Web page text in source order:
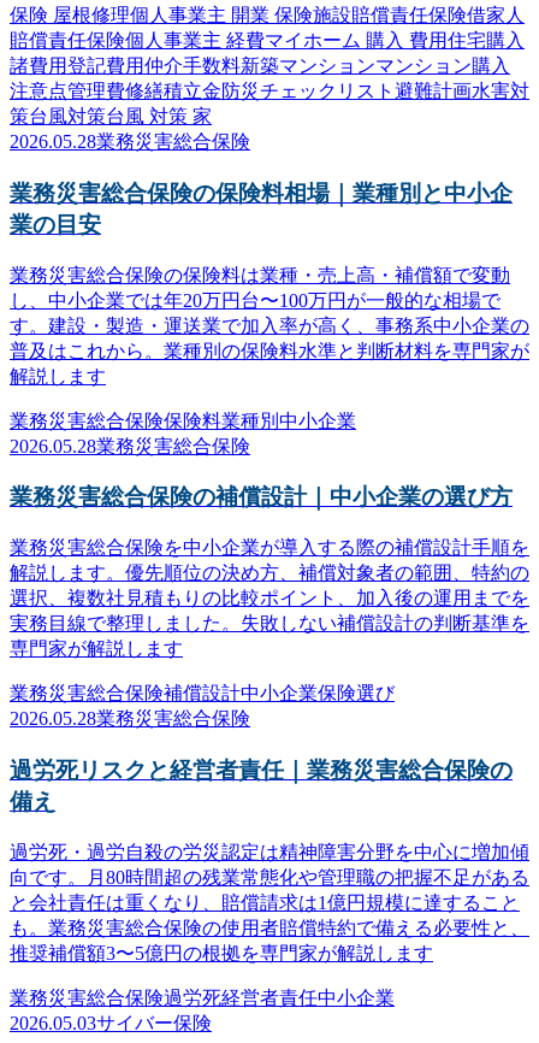
保険 屋根修理個人事業主 開業 保険施設賠償責任保険借家人
賠償責任保険個人事業主 経費マイホーム 購入 費用住宅購入
諸費用登記費用仲介手数料新築マンションマンション購入
注意点管理費修繕積立金防災チェックリスト 避難計画水害対
策台風対策台風 対策 家
2026.05.28業務災害総合保険
業務災害総合保険の保険料相場｜業種別と中小企
業の目安
業務災害総合保険の保険料は業種・売上高・補償額で変動
し、中小企業では年20万円台〜100万円が一般的な相場で
す。建設・製造・運送業で加入率が高く、事務系中小企業の
普及はこれから。業種別の保険料水準と判断材料を専門家が
解説します
業務災害総合保険保険料業種別 中小企業
2026.05.28業務災害総合保険
業務災害総合保険の補償設計｜中小企業の選び方
業務災害総合保険を中小企業が導入する際の補償設計手順を
解説します。優先順位の決め方、補償対象者の範囲、特約の
選択、複数社見積もりの比較ポイント、加入後の運用までを
実務目線で整理しました。失敗しない補償設計の判断基準を
専門家が解説します
業務災害総合保険補償設計中小企業保険選び
2026.05.28業務災害総合保険
過労死リスクと経営者責任｜業務災害総合保険の
備え
過労死・過労自殺の労災認定は精神障害分野を中心に増加傾
向です。月80時間超の残業常態化や管理職の把握不足がある
と会社責任は重くなり、賠償請求は1億円規模に達すること
も。業務災害総合保険の使用者賠償特約で備える必要性と、
推奨補償額3〜5億円の根拠を専門家が解説します
業務災害総合保険過労死経営者責任中小企業
2026.05.03サイバー保険